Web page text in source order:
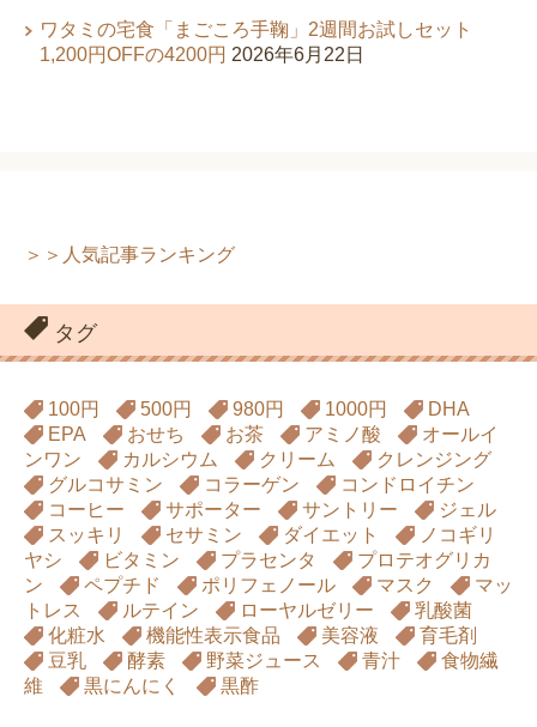
ワタミの宅食「まごころ手鞠」2週間お試しセット
1,200円OFFの4200円 2026年6月22日
＞＞人気記事ランキング
タグ
100円 500円 980円 1000円
DHA
EPA
おせち お茶 アミノ酸
オールイ
ンワン
カルシウム クリーム
クレンジング
グルコサミン
コラーゲン
コンドロイチン
コーヒー
サポーター サントリー
ジェル
スッキリ
セサミン ダイエット
ノコギリ
ヤシ
ビタミン プラセンタ
プロテオグリカ
ン
ペプチド ポリフェノール マスク
マッ
トレス
ルテイン ローヤルゼリー
乳酸菌
化粧水
機能性表示食品 美容液
育毛剤
豆乳
酵素 野菜ジュース 青汁
食物繊
維
黒にんにく 黒酢